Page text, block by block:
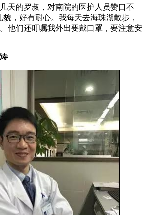
的罗叔，对南院的医护人员赞口不
，好有耐心。我每天去海珠湖散步，
他们还叮嘱我外出要戴口罩，要注意安